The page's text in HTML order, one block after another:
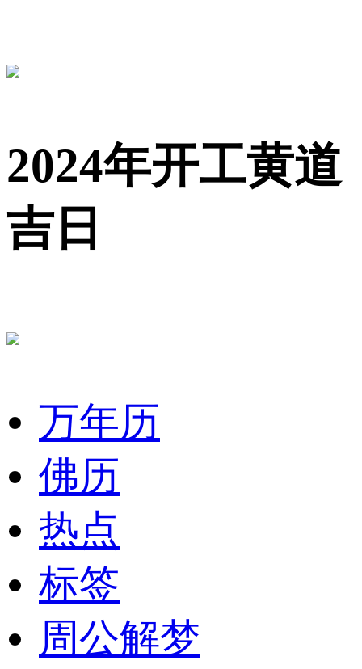
2024年开工黄道
吉日
万年历
佛历
热点
标签
周公解梦